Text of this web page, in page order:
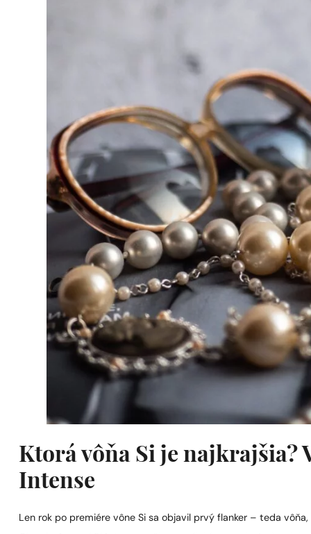
Ktorá vôňa Si je najkrajšia?
Intense
Len rok po premiére vône Si sa objavil prvý flanker – teda